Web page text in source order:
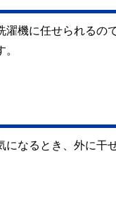
機に任せられるので
になるとき、外に干